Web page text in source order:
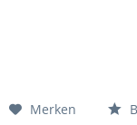
Merken